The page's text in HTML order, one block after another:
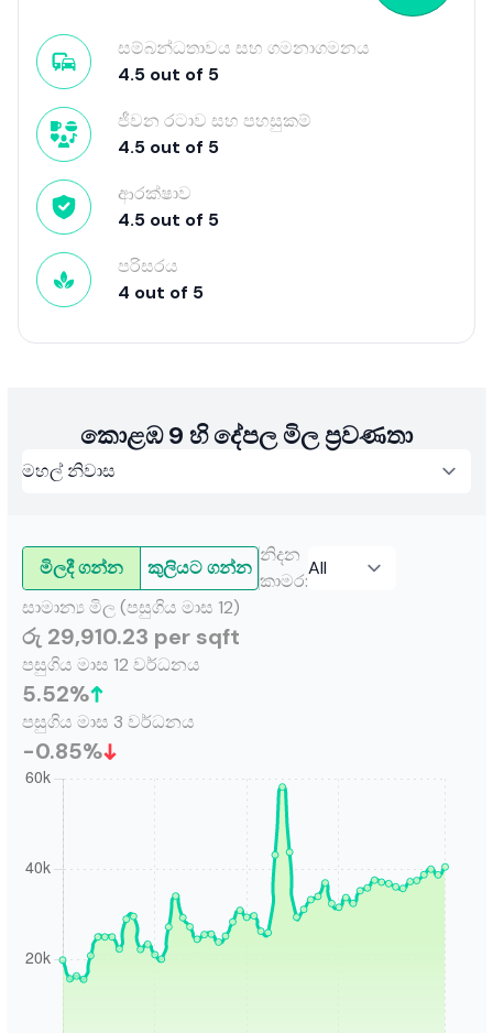
සම්බන්ධතාවය සහ ගමනාගමනය
4.5 out of 5
ජීවන රටාව සහ පහසුකම්
4.5 out of 5
ආරක්ෂාව
4.5 out of 5
පරිසරය
4 out of 5
කොළඹ 9 හි දේපල මිල ප්‍රවණතා
මිලදී ගන්න කුලියට ගන්න
නිදන
කාමර:
සාමාන්‍ය මිල (පසුගිය මාස 12)
රු 29,910.23 per sqft
පසුගිය මාස 12 වර්ධනය
5.52%
පසුගිය මාස 3 වර්ධනය
-0.85%